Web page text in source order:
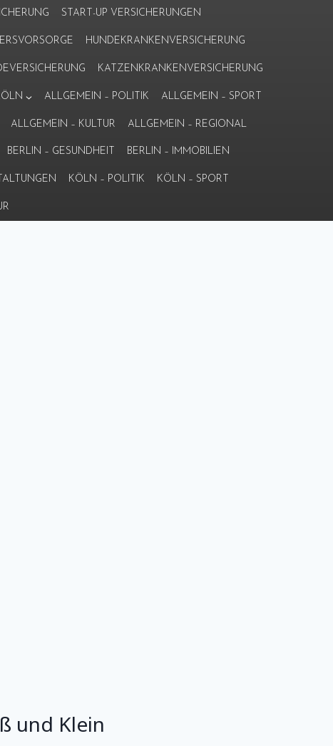
START-UP VERSICHERUNGEN
HUNDEKRANKENVERSICHERUNG
KATZENKRANKENVERSICHERUNG
ALLGEMEIN – POLITIK ALLGEMEIN – SPORT
ALLGEMEIN – KULTUR ALLGEMEIN – REGIONAL
BERLIN – GESUNDHEIT BERLIN – IMMOBILIEN
KÖLN – POLITIK KÖLN – SPORT
und Klein